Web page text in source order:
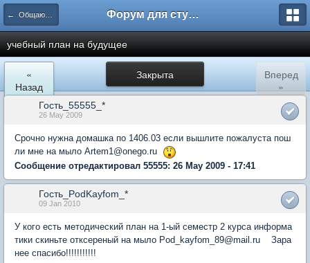
← Общаются информатики Форум для студента СГА
учебный план на будущее
Закрыта
«
Назад
Вперед
»
Гость_55555_*
26 May 2009
Срочно нужна домашка по 1406.03 если вышлите пожалуста пош
ли мне на мыло Artem1@onego.ru
Сообщение отредактировал 55555: 26 May 2009 - 17:41
Гость_PodKayfom_*
09 Jan 2010
У кого есть методический план на 1-ый семестр 2 курса информа
тики скиньте отксереный на мыло Pod_kayfom_89@mail.ru Зара
нее спасибо!!!!!!!!!!!